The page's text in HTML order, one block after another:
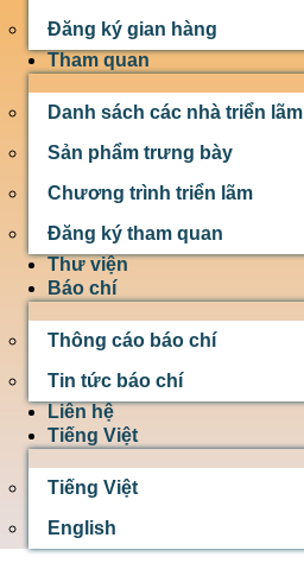
Đăng ký gian hàng
Tham quan
Danh sách các nhà triển lãm
Sản phẩm trưng bày
Chương trình triển lãm
Đăng ký tham quan
Thư viện
Báo chí
Thông cáo báo chí
Tin tức báo chí
Liên hệ
Tiếng Việt
Tiếng Việt
English